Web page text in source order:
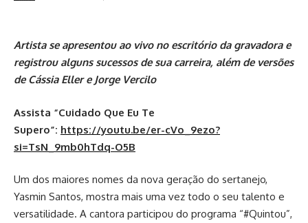
Artista se apresentou ao vivo no escritório da gravadora e
registrou alguns sucessos de sua carreira, além de versões
de Cássia Eller e Jorge Vercilo
Assista “Cuidado Que Eu Te
Supero”: https://youtu.be/er-cVo_9ezo?
si=TsN_9mb0hTdq-O5B
Um dos maiores nomes da nova geração do sertanejo,
Yasmin Santos, mostra mais uma vez todo o seu talento e
versatilidade. A cantora participou do programa “#Quintou”,